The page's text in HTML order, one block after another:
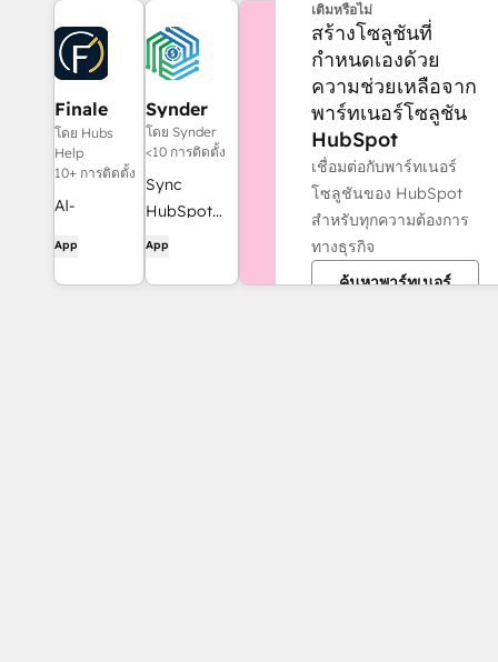
Finale
Composer
โดย Hubs
Help
10+ การติดตั้ง
AI-
content,
App
Synder
โดย Synder
<10 การติดตั้ง
Sync
HubSpot
invoices to
NetSuite, or
App
เติมหรือไม่
สร้างโซลูชันที่
กำหนดเองด้วย
ความช่วยเหลือจาก
พาร์ทเนอร์โซลูชัน
HubSpot
เชื่อมต่อกับพาร์ทเนอร์
โซลูชันของ HubSpot
สำหรับทุกความต้องการ
ทางธุรกิจ
ค้นหาพาร์ทเนอร์